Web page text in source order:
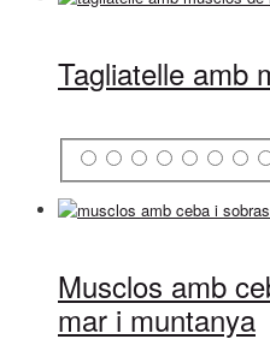
Tagliatelle amb
Musclos amb
mar i muntanya